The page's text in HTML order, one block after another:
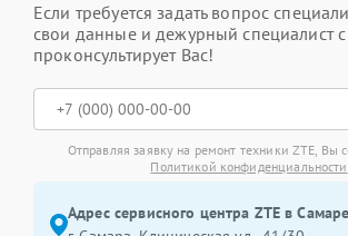
Если требуется задать вопрос
свои данные и дежурный специалист
проконсультирует Вас!
Отправляя заявку на ремонт техники ZTE, Вы
Политикой конфиденциальности
Адрес сервисного центра ZTE в